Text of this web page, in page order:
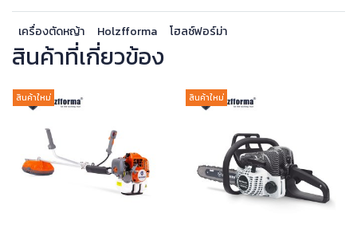
เครื่องตัดหญ้า Holzfforma โฮลซ์ฟอร์ม่า
สินค้าที่เกี่ยวข้อง
สินค้าใหม่ สินค้าใหม่